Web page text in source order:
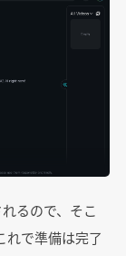
るので、そこ
れで準備は完了